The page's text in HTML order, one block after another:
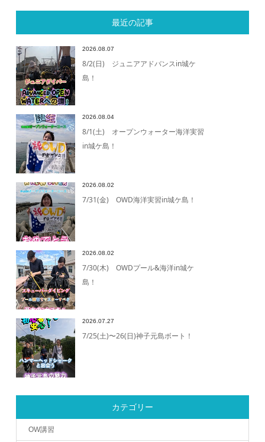
最近の記事
2026.08.07
8/2(日) ジュニアアドバンスin城ケ
島！
2026.08.04
8/1(土) オープンウォーター海洋実習
in城ケ島！
2026.08.02
7/31(金) OWD海洋実習in城ケ島！
2026.08.02
7/30(木) OWDプール&海洋in城ケ
島！
2026.07.27
7/25(土)〜26(日)神子元島ボート！
カテゴリー
OW講習